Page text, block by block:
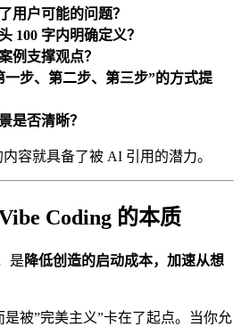
用户可能的问题？
100 字内明确定义？
例支撑观点？
一步、第二步、第三步”的方式提
是否清晰？
容就具备了被 AI 引用的潜力。
Coding 的本质
是 降低创造的启动成本，加速从想
被”完美主义”卡在了起点。当你允